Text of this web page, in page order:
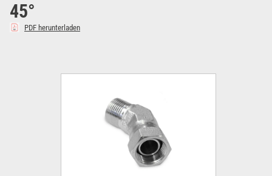
45°
PDF herunterladen